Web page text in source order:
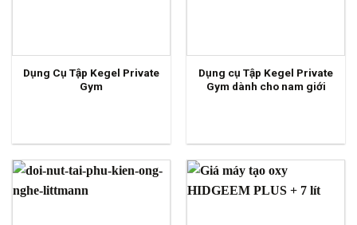
Dụng Cụ Tập Kegel Private
Gym
Dụng cụ Tập Kegel Private
Gym dành cho nam giới